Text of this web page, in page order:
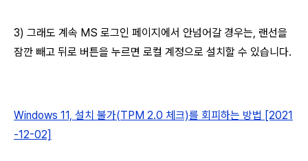
3) 그래도 계속 MS 로그인 페이지에서 안넘어갈 경우는, 랜선을
잠깐 빼고 뒤로 버튼을 누르면 로컬 계정으로 설치할 수 있습니다.
Windows 11, 설치 불가(TPM 2.0 체크)를 회피하는 방법 [2021
-12-02]